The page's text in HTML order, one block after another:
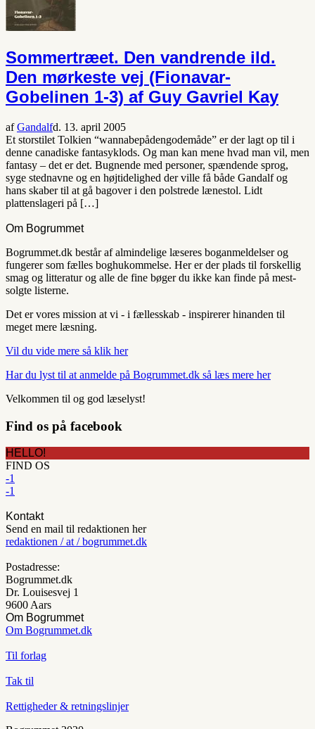
Sommertræet. Den vandrende ild.
Den mørkeste vej (Fionavar-
Gobelinen 1-3) af Guy Gavriel Kay
afGandalfd. 13. april 2005
Et storstilet Tolkien “wannabepådengodemåde” er der lagt op til i
denne canadiske fantasyklods. Og man kan mene hvad man vil, men
fantasy – det er det. Bugnende med personer, spændende sprog,
syge stednavne og en højtidelighed der ville få både Gandalf og
hans skaber til at gå bagover i den polstrede lænestol. Lidt
plattenslageri på […]
Om Bogrummet
Bogrummet.dk består af almindelige læseres boganmeldelser og
fungerer som fælles boghukommelse. Her er der plads til forskellig
smag og litteratur og alle de fine bøger du ikke kan finde på mest-
solgte listerne.
Det er vores mission at vi - i fællesskab - inspirerer hinanden til
meget mere læsning.
Vil du vide mere så klik her
Har du lyst til at anmelde på Bogrummet.dk så læs mere her
Velkommen til og god læselyst!
Find os på facebook
HELLO!
FIND OS
-1
-1
Kontakt
Send en mail til redaktionen her
redaktionen / at / bogrummet.dk
Postadresse:
Bogrummet.dk
Dr. Louisesvej 1
9600 Aars
Om Bogrummet
Om Bogrummet.dk
Til forlag
Tak til
Rettigheder & retningslinjer